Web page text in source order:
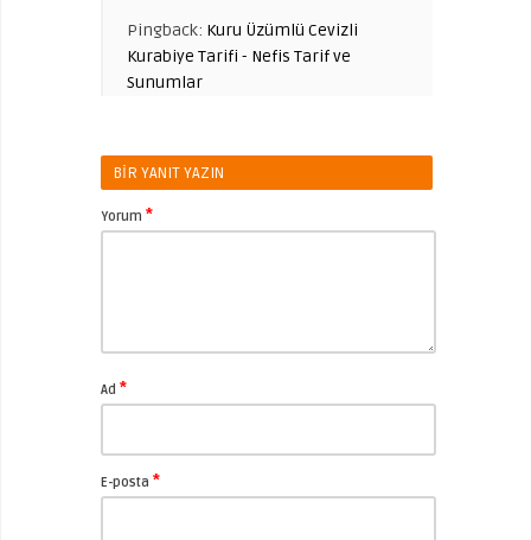
Pingback: Kuru Üzümlü Cevizli
Kurabiye Tarifi - Nefis Tarif ve
Sunumlar
BIR YANIT YAZIN
Yorum *
Ad *
E-posta *